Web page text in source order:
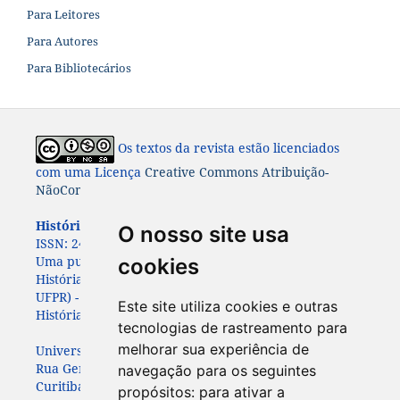
O nosso site usa
cookies
Este site utiliza cookies e outras
tecnologias de rastreamento para
melhorar sua experiência de
navegação para os seguintes
propósitos: para ativar a
Para Leitores
Para Autores
Para Bibliotecários
Os textos da revista estão licenciados
com uma Licença Creative Commons Atribuição-
NãoComercial-CompartilhaIgual 4.0 Internacional
História: Questões & Debates.ISSN: 0100-6932 e e-
ISSN: 2447-8261.
Uma publicação do Programa de Pós-Graduação em
História da Universidade Federal do Paraná (PPGHIS-
UFPR) - com apoio da
da Associação Paranaense de
História (APAH)
Universidade Federal do Paraná
Rua General Carneiro, 460, 7º andar
Curitiba – Paraná – Brasil - CEP: 80060-150